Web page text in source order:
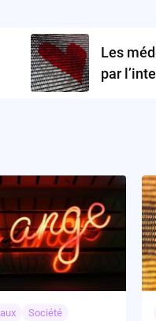
Les
par
Société